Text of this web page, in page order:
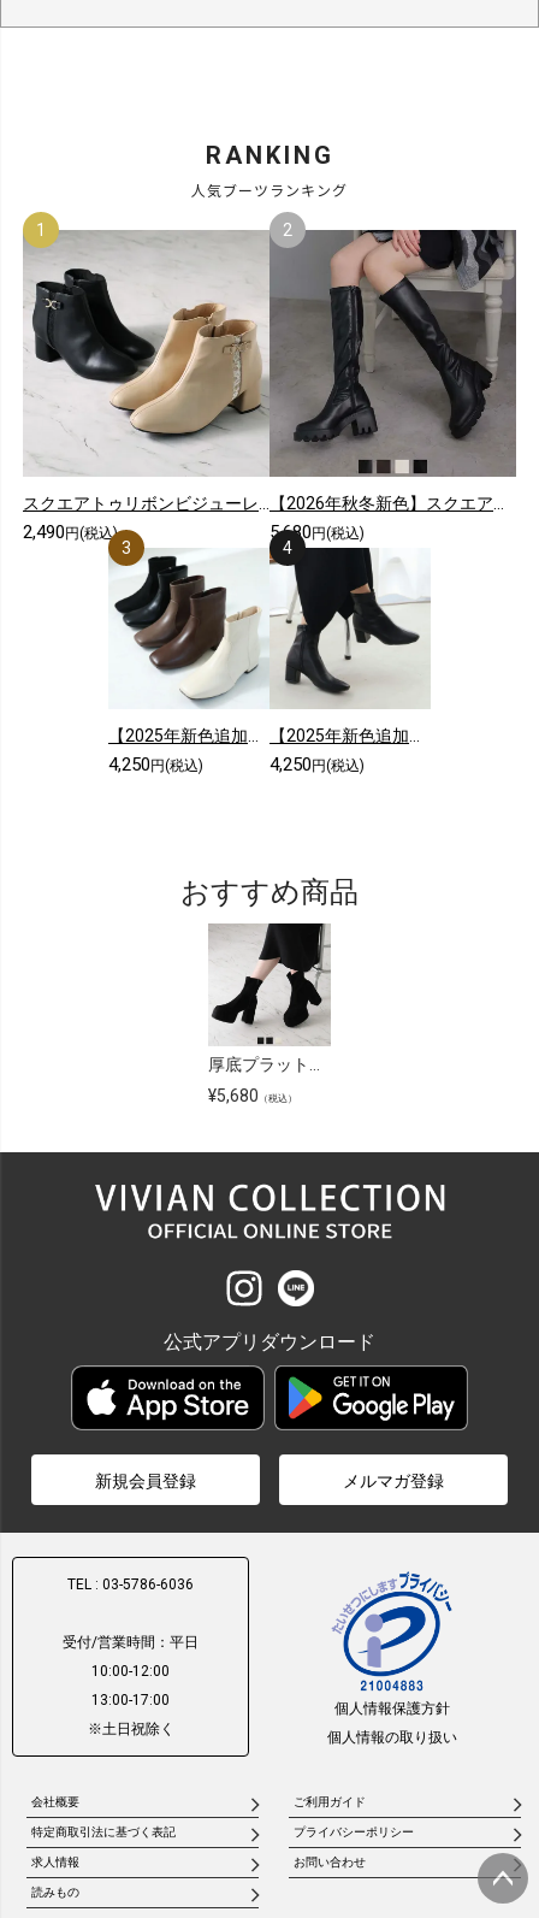
RANKING
人気ブーツランキング
2,490円(税込) 5,680円(税込)
4,250円(税込) 4,250円(税込)
おすすめ商品
¥5,680 （税込）
公式アプリダウンロード
新規会員登録 メルマガ登録
TEL : 03-5786-6036
受付/営業時間：平日
10:00-12:00
13:00-17:00
※土日祝除く
個人情報保護方針
個人情報の取り扱い
会社概要 ご利用ガイド
特定商取引法に基づく表記 プライバシーポリシー
求人情報 お問い合わせ
読みもの